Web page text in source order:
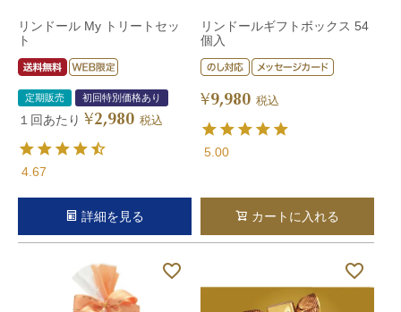
リンドール My トリートセッ
ト
定期販売 初回特別価格あり
１回あたり ¥2,980 税込
4.67
詳細を見る
リンドールギフトボックス 54
個入
¥9,980 税込
5.00
カートに入れる